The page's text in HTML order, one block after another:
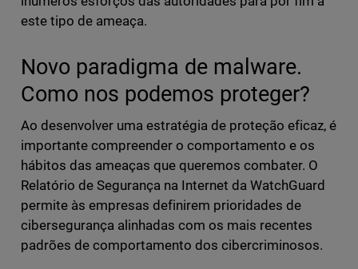
este tipo de ameaça.
Novo paradigma de malware.
Como nos podemos proteger?
Ao desenvolver uma estratégia de proteção eficaz, é
importante compreender o comportamento e os
hábitos das ameaças que queremos combater. O
Relatório de Segurança na Internet da WatchGuard
permite às empresas definirem prioridades de
cibersegurança alinhadas com os mais recentes
padrões de comportamento dos cibercriminosos.